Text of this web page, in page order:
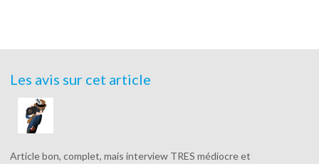
Les avis sur cet article
Article bon, complet, mais interview TRES médiocre et